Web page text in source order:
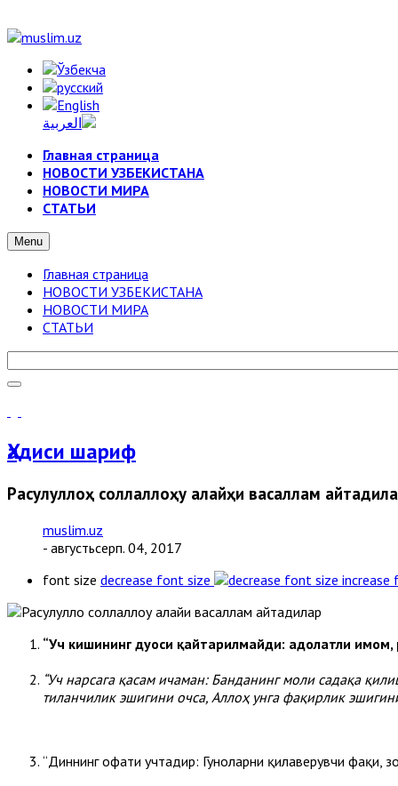
Главная страница
НОВОСТИ УЗБЕКИСТАНА
НОВОСТИ МИРА
СТАТЬИ
Menu
Главная страница
НОВОСТИ УЗБЕКИСТАНА
НОВОСТИ МИРА
СТАТЬИ
Ҳадиси шариф
Расулуллоҳ соллаллоҳу алайҳи васаллам
muslim.uz
- августьсерп. 04, 2017
font size decrease font size increase
“Уч кишининг дуоси қайтарилмайди: адолатли
“Уч нарсага қасам ичаман: Банданинг моли садақа
тиланчилик эшигини очса, Аллоҳ унга фақирлик
“Диннинг офати учтадир: Гуноҳларни қилаверувчи фақиҳ,